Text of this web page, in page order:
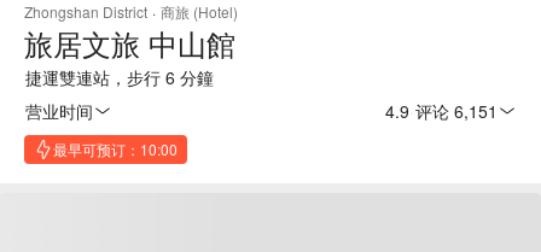
Zhongshan District · 商旅 (Hotel)
旅居文旅 中山館
捷運雙連站，步行 6 分鐘
营业时间
4.9 评论 6,151
最早可预订：10:00